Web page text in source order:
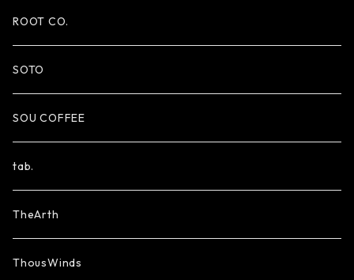
ROOT CO.
SOTO
SOU COFFEE
tab.
TheArth
ThousWinds